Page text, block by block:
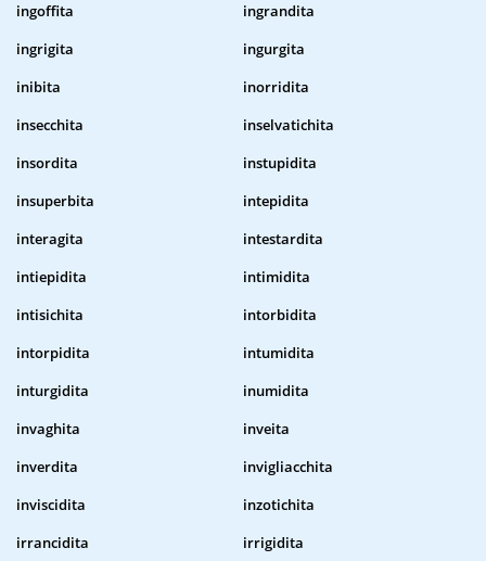
ingoffita
ingrandita
ingrigita
ingurgita
inibita
inorridita
insecchita
inselvatichita
insordita
instupidita
insuperbita
intepidita
interagita
intestardita
intiepidita
intimidita
intisichita
intorbidita
intorpidita
intumidita
inturgidita
inumidita
invaghita
inveita
inverdita
invigliacchita
inviscidita
inzotichita
irrancidita
irrigidita